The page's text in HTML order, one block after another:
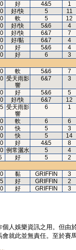
好 4&5
1
好/快 5
11
軟 5
12
好/快 5&6
4
好/快 6&7
7
好/黏 6&7
4
好 5&6
4
好 6
3
軟 5&6
7
受天雨影
響
6&7 3
好 5&6
5
好/快 6&7
12
受天雨影
響
6 1
軟 6
6
快 5
3
快 5
14
好 4&5
8
例常灑水 5
4
好 5
2
黏 GRIFFIN
3
好 GRIFFIN
2
好 GRIFFIN 3
人娛樂資訊之用。但
就此並無責任。至於賽